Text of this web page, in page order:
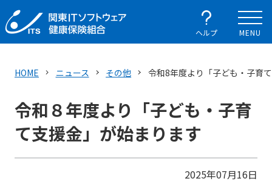
ヘルプ MENU
HOME ニュース その他 令和8年度より「子ども・子育
令和８年度より「子ども・子育
て支援金」が始まります
2025年07月16日